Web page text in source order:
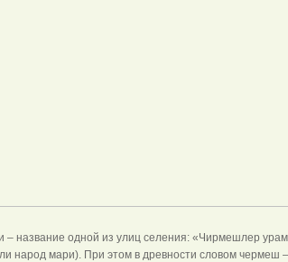
– название одной из улиц селения: «Чирмешлер
народ мари). При этом в древности словом чермеш